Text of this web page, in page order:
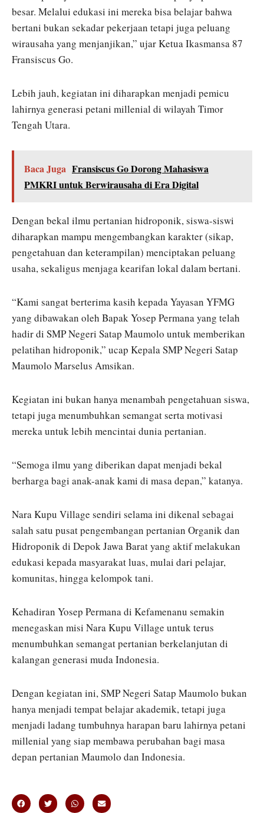
besar. Melalui edukasi ini mereka bisa belajar bahwa
bertani bukan sekadar pekerjaan tetapi juga peluang
wirausaha yang menjanjikan,” ujar Ketua Ikasmansa 87
Fransiscus Go.
Lebih jauh, kegiatan ini diharapkan menjadi pemicu
lahirnya generasi petani millenial di wilayah Timor
Tengah Utara.
Baca Juga Fransiscus Go Dorong Mahasiswa
PMKRI untuk Berwirausaha di Era Digital
Dengan bekal ilmu pertanian hidroponik, siswa-siswi
diharapkan mampu mengembangkan karakter (sikap,
pengetahuan dan keterampilan) menciptakan peluang
usaha, sekaligus menjaga kearifan lokal dalam bertani.
“Kami sangat berterima kasih kepada Yayasan YFMG
yang dibawakan oleh Bapak Yosep Permana yang telah
hadir di SMP Negeri Satap Maumolo untuk memberikan
pelatihan hidroponik,” ucap Kepala SMP Negeri Satap
Maumolo Marselus Amsikan.
Kegiatan ini bukan hanya menambah pengetahuan siswa,
tetapi juga menumbuhkan semangat serta motivasi
mereka untuk lebih mencintai dunia pertanian.
“Semoga ilmu yang diberikan dapat menjadi bekal
berharga bagi anak-anak kami di masa depan,” katanya.
Nara Kupu Village sendiri selama ini dikenal sebagai
salah satu pusat pengembangan pertanian Organik dan
Hidroponik di Depok Jawa Barat yang aktif melakukan
edukasi kepada masyarakat luas, mulai dari pelajar,
komunitas, hingga kelompok tani.
Kehadiran Yosep Permana di Kefamenanu semakin
menegaskan misi Nara Kupu Village untuk terus
menumbuhkan semangat pertanian berkelanjutan di
kalangan generasi muda Indonesia.
Dengan kegiatan ini, SMP Negeri Satap Maumolo bukan
hanya menjadi tempat belajar akademik, tetapi juga
menjadi ladang tumbuhnya harapan baru lahirnya petani
millenial yang siap membawa perubahan bagi masa
depan pertanian Maumolo dan Indonesia.